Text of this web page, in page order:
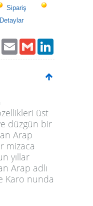
Sipariş
Detaylar
TwitterEmailGmail
üst
düzgün bir
Arap
mizaca
yıllar
Arap adlı
Karo nunda